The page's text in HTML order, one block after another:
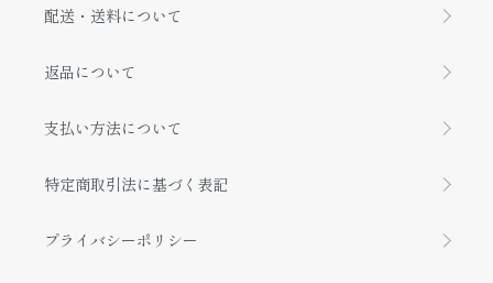
配送・送料について
返品について
支払い方法について
特定商取引法に基づく表記
プライバシーポリシー